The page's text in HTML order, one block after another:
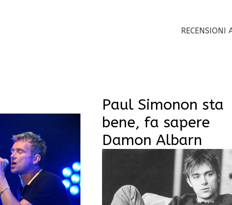
RECENSIONI
Paul Simonon sta
bene, fa sapere
Damon Albarn